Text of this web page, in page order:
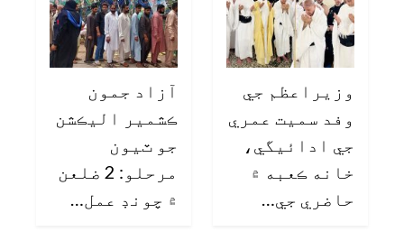
وزيراعظم جي
وفد سميت عمري
جي ادائيگي،
خانه ڪعبه ۾
حاضري جي…
آزاد جمون
ڪشمير اليڪشن
جو ٽيون
مرحلو: 2 ضلعن
۾ چونڊ عمل…